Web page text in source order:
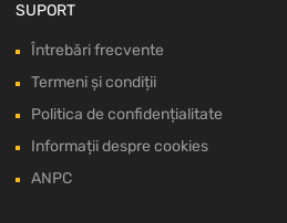
SUPORT
Întrebări frecvente
Termeni și condiții
Politica de confidențialitate
Informații despre cookies
ANPC